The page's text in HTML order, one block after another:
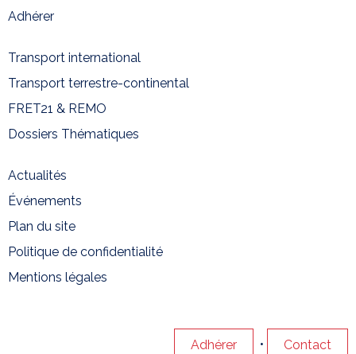
Adhérer
Transport international
Transport terrestre-continental
FRET21 & REMO
Dossiers Thématiques
Actualités
Événements
Plan du site
Politique de confidentialité
Mentions légales
Adhérer • Contact